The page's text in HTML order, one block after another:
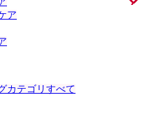
ア
カテゴリすべて